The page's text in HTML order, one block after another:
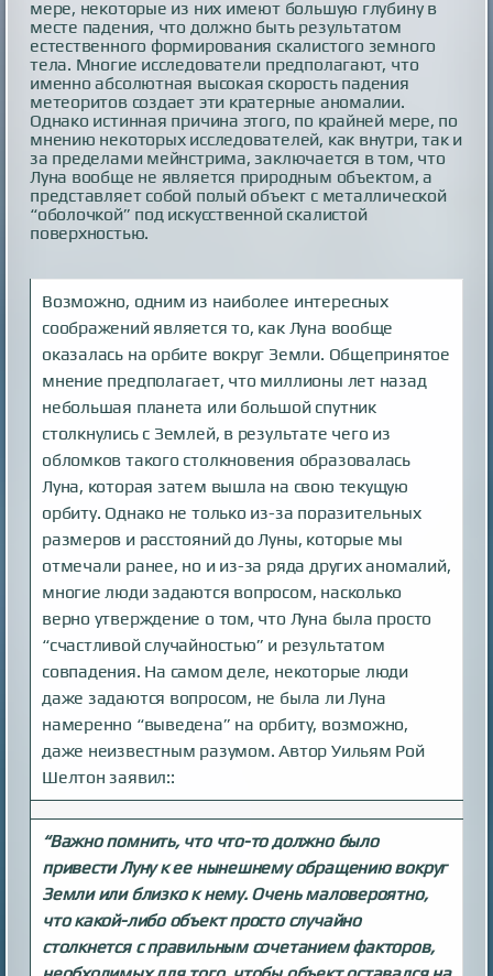
мере, некоторые из них имеют большую глубину в
месте падения, что должно быть результатом
естественного формирования скалистого земного
тела. Многие исследователи предполагают, что
именно абсолютная высокая скорость падения
метеоритов создает эти кратерные аномалии.
Однако истинная причина этого, по крайней мере, по
мнению некоторых исследователей, как внутри, так и
за пределами мейнстрима, заключается в том, что
Луна вообще не является природным объектом, а
представляет собой полый объект с металлической
“оболочкой” под искусственной скалистой
поверхностью.
Возможно, одним из наиболее интересных
соображений является то, как Луна вообще
оказалась на орбите вокруг Земли. Общепринятое
мнение предполагает, что миллионы лет назад
небольшая планета или большой спутник
столкнулись с Землей, в результате чего из
обломков такого столкновения образовалась
Луна, которая затем вышла на свою текущую
орбиту. Однако не только из-за поразительных
размеров и расстояний до Луны, которые мы
отмечали ранее, но и из-за ряда других аномалий,
многие люди задаются вопросом, насколько
верно утверждение о том, что Луна была просто
“счастливой случайностью” и результатом
совпадения. На самом деле, некоторые люди
даже задаются вопросом, не была ли Луна
намеренно “выведена” на орбиту, возможно,
даже неизвестным разумом. Автор Уильям Рой
Шелтон заявил::
“Важно помнить, что что-то должно было
привести Луну к ее нынешнему обращению вокруг
Земли или близко к нему. Очень маловероятно,
что какой-либо объект просто случайно
столкнется с правильным сочетанием факторов,